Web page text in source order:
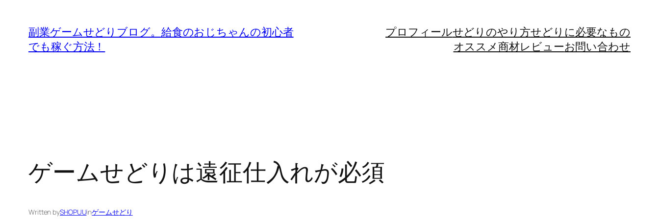
副業ゲームせどりブログ。給食のおじちゃんの初心者
でも稼ぐ方法！
プロフィールせどりのやり方せどりに必要なもの
オススメ商材レビューお問い合わせ
ゲームせどりは遠征仕入れが必須
Written bySHOPUUinゲームせどり